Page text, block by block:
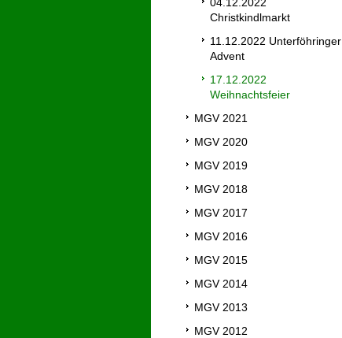
Christkindlmarkt
11.12.2022 Unterföhringer
Advent
17.12.2022
Weihnachtsfeier
MGV 2021
MGV 2020
MGV 2019
MGV 2018
MGV 2017
MGV 2016
MGV 2015
MGV 2014
MGV 2013
MGV 2012